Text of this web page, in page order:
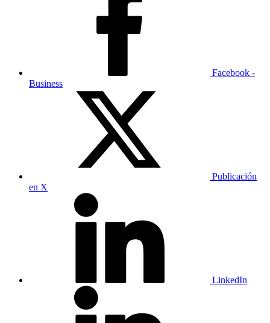
Facebook -
Business
Publicación
en X
LinkedIn